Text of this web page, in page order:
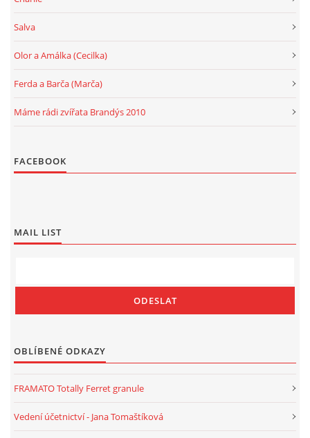
Salva
Olor a Amálka (Cecilka)
Ferda a Barča (Marča)
Máme rádi zvířata Brandýs 2010
FACEBOOK
MAIL LIST
OBLÍBENÉ ODKAZY
FRAMATO Totally Ferret granule
Vedení účetnictví - Jana Tomaštíková